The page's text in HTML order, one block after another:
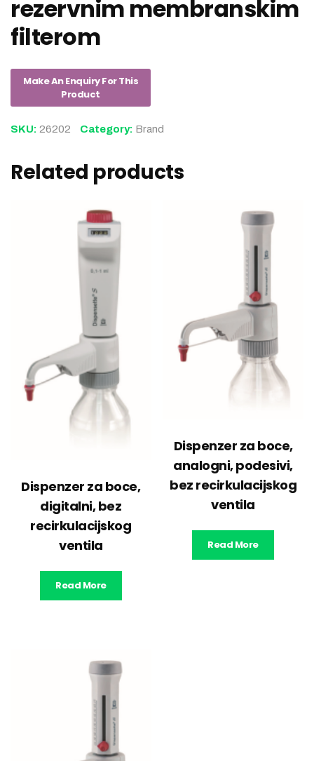
rezervnim membranskim
filterom
SKU: 26202 Category: Brand
Related products
Dispenzer za boce,
digitalni, bez
recirkulacijskog
ventila
Read More
Dispenzer za boce,
analogni, podesivi,
bez recirkulacijskog
ventila
Read More